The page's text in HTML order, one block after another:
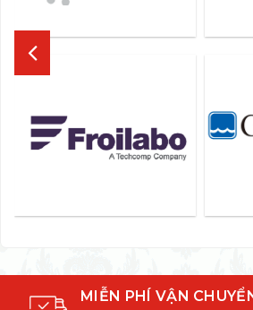
MIỄN PHÍ VẬN